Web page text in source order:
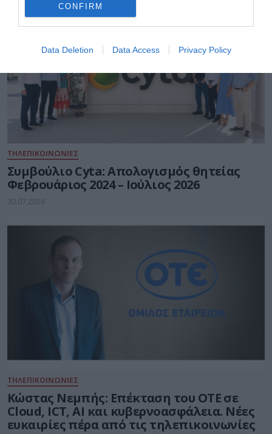
CONFIRM
Data Deletion Data Access Privacy Policy
ΤΗΛΕΠΙΚΟΙΝΩΝΙΕΣ
Συμβούλιο Cyta: Απολογισμός θητείας
Φεβρουάριος 2024 – Ιούλιος 2026
30.07.2026
ΤΗΛΕΠΙΚΟΙΝΩΝΙΕΣ
Kώστας Νεμπής: Επέκταση του ΟΤΕ σε
Cloud, ICT, AI και κυβερνοασφάλεια. Νέες
ευκαιρίες πέρα από τις τηλεπικοινωνίες